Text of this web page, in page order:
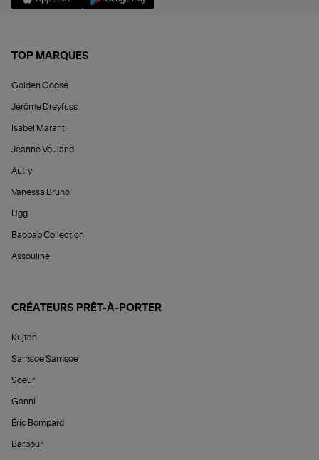
TOP MARQUES
Golden Goose
Jérôme Dreyfuss
Isabel Marant
Jeanne Vouland
Autry
Vanessa Bruno
Ugg
Baobab Collection
Assouline
CRÉATEURS PRÊT-À-PORTER
Kujten
Samsoe Samsoe
Soeur
Ganni
Éric Bompard
Barbour